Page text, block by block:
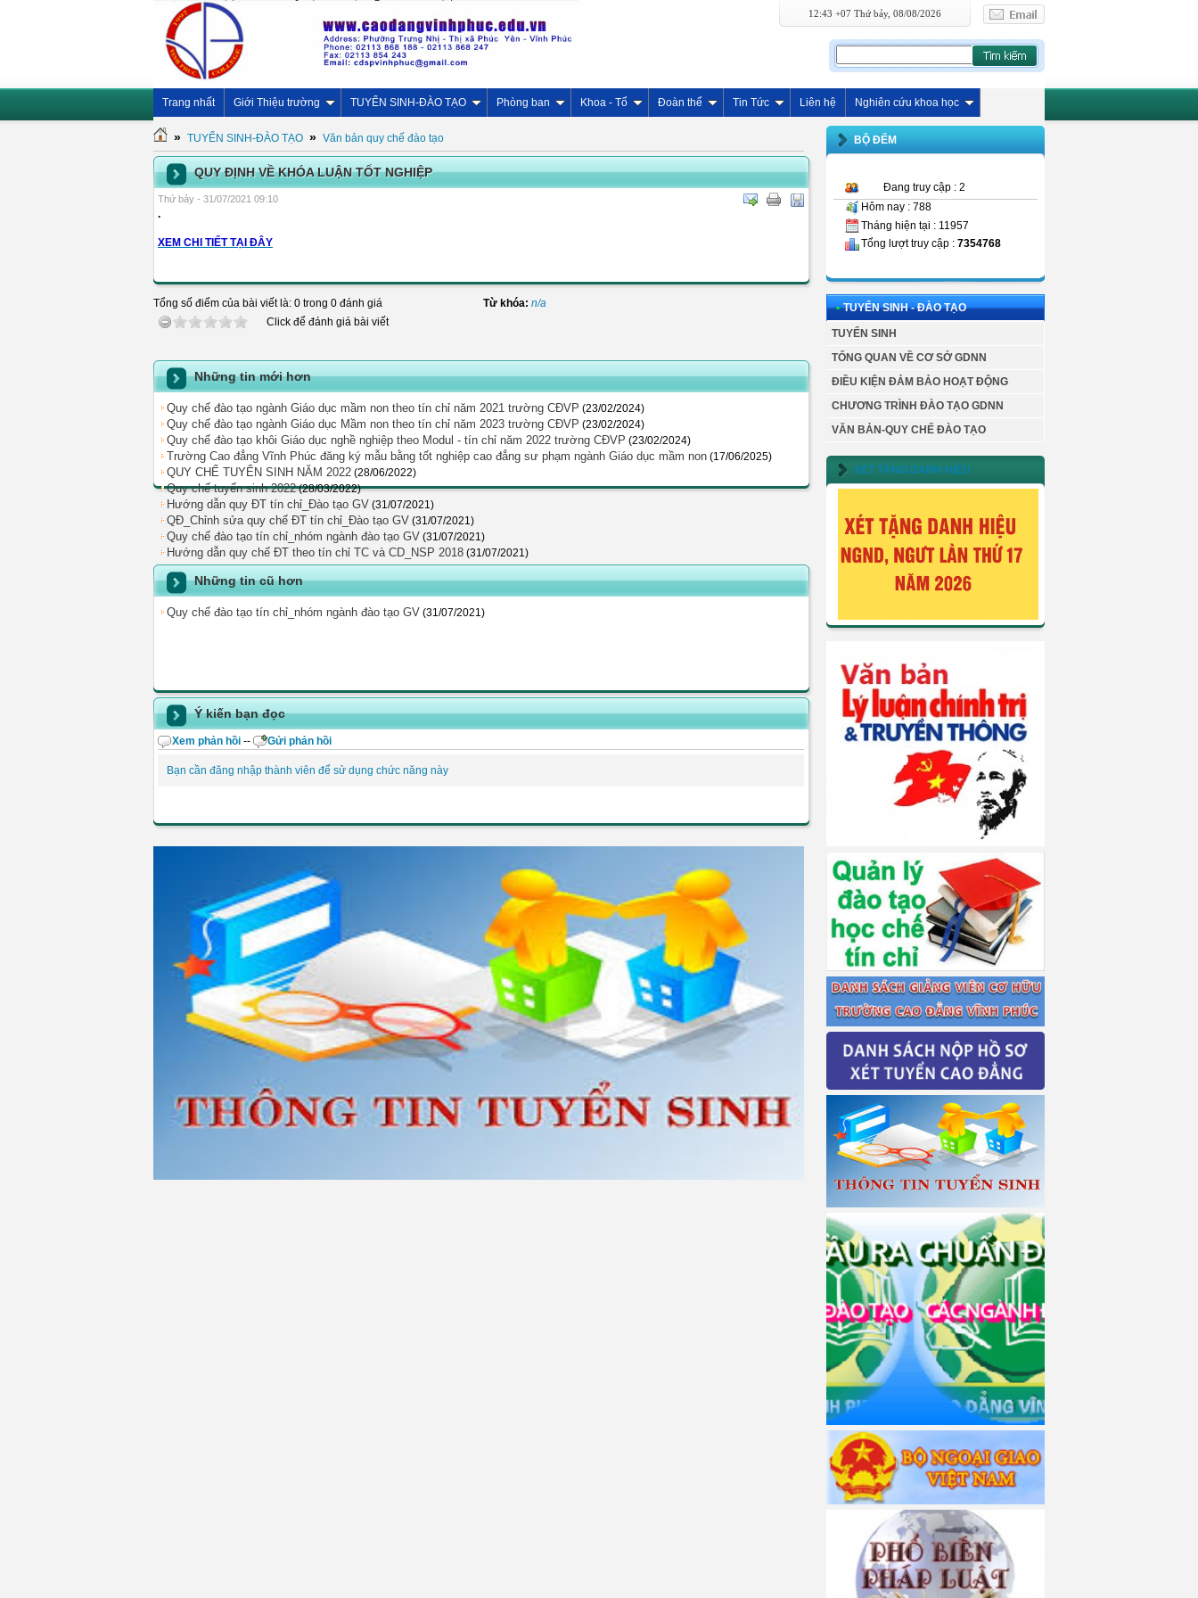
12:43 +07 Thứ bảy, 08/08/2026
Trang nhất Giới Thiệu trường TUYỂN SINH-ĐÀO TẠO Phòng ban Khoa - Tổ Đoàn thể Tin Tức Liên hệ Nghiên cứu khoa học
» TUYỂN SINH-ĐÀO TẠO » Văn bản quy chế đào tạo
QUY ĐỊNH VỀ KHÓA LUẬN TỐT NGHIỆP
Thứ bảy - 31/07/2021 09:10
.
XEM CHI TIẾT TẠI ĐÂY
Tổng số điểm của bài viết là: 0 trong 0 đánh giá
Click để đánh giá bài viết
Từ khóa: n/a
Những tin mới hơn
Quy chế đào tạo ngành Giáo dục mầm non theo tín chỉ năm 2021 trường CĐVP (23/02/2024)
Quy chế đào tạo ngành Giáo dục Mầm non theo tín chỉ năm 2023 trường CĐVP (23/02/2024)
Quy chế đào tạo khôi Giáo dục nghề nghiệp theo Modul - tín chỉ năm 2022 trường CĐVP (23/02/2024)
Trường Cao đẳng Vĩnh Phúc đăng ký mẫu bằng tốt nghiệp cao đẳng sư phạm ngành Giáo dục mầm non (17/06/2025)
QUY CHẾ TUYỂN SINH NĂM 2022 (28/06/2022)
Quy chế tuyển sinh 2022 (28/03/2022)
Hướng dẫn quy ĐT tín chỉ_Đào tạo GV (31/07/2021)
QÐ_Chỉnh sửa quy chế ĐT tín chỉ_Đào tạo GV (31/07/2021)
Quy chế đào tạo tín chỉ_nhóm ngành đào tạo GV (31/07/2021)
Hướng dẫn quy chế ĐT theo tín chỉ TC và CD_NSP 2018 (31/07/2021)
Những tin cũ hơn
Quy chế đào tạo tín chỉ_nhóm ngành đào tạo GV (31/07/2021)
Ý kiến bạn đọc
Xem phản hồi -- Gửi phản hồi
Bạn cần đăng nhập thành viên để sử dụng chức năng này
BỘ ĐẾM
Đang truy cập : 2
Hôm nay : 788
Tháng hiện tại : 11957
Tổng lượt truy cập : 7354768
• TUYỂN SINH - ĐÀO TẠO
TUYỂN SINH
TỔNG QUAN VỀ CƠ SỞ GDNN
ĐIỀU KIỆN ĐẢM BẢO HOẠT ĐỘNG
CHƯƠNG TRÌNH ĐÀO TẠO GDNN
VĂN BẢN-QUY CHẾ ĐÀO TẠO
XÉT TẶNG DANH HIỆU